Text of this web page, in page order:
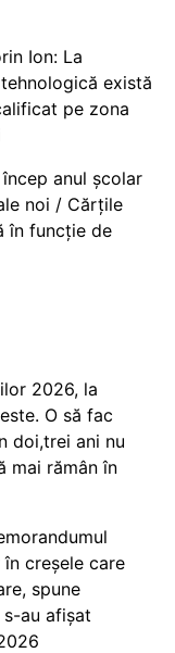
Ion: La
există
pe zona
anul școlar
noi / Cărțile
în funcție de
2026, la
O să fac
doi,trei ani nu
mai rămân în
creșele care
spune
au afișat